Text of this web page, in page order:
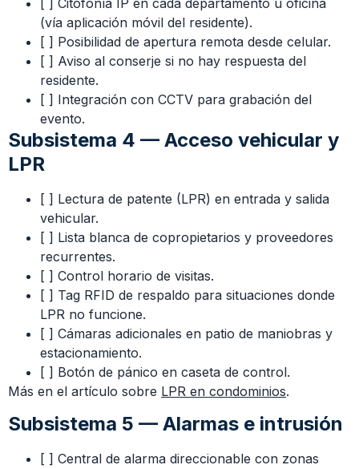
(vía aplicación móvil del residente).
[ ] Posibilidad de apertura remota desde celular.
[ ] Aviso al conserje si no hay respuesta del
residente.
[ ] Integración con CCTV para grabación del
evento.
Subsistema 4 — Acceso vehicular y
LPR
[ ] Lectura de patente (LPR) en entrada y salida
vehicular.
[ ] Lista blanca de copropietarios y proveedores
recurrentes.
[ ] Control horario de visitas.
[ ] Tag RFID de respaldo para situaciones donde
LPR no funcione.
[ ] Cámaras adicionales en patio de maniobras y
estacionamiento.
[ ] Botón de pánico en caseta de control.
Más en el artículo sobre LPR en condominios.
Subsistema 5 — Alarmas e intrusión
[ ] Central de alarma direccionable con zonas